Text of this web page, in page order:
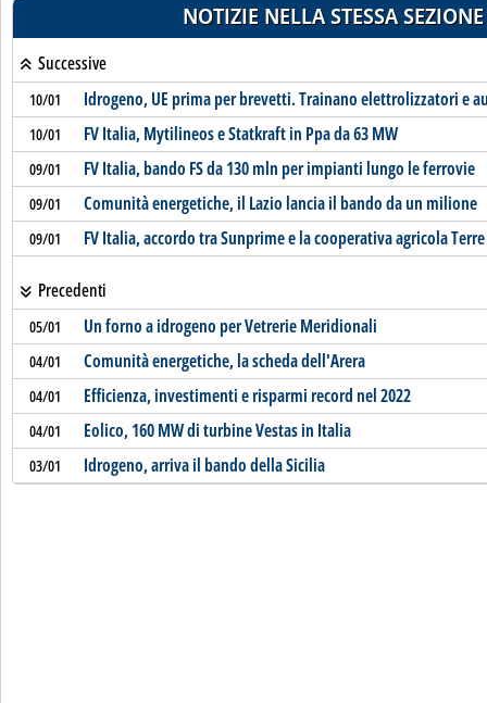
NOTIZIE NELLA STESSA SEZIONE
Successive
10/01 Idrogeno, UE prima per brevetti. Trainano elettrolizzatori e
10/01 FV Italia, Mytilineos e Statkraft in Ppa da 63 MW
09/01 FV Italia, bando FS da 130 mln per impianti lungo le ferrovie
09/01 Comunità energetiche, il Lazio lancia il bando da un milione
09/01 FV Italia, accordo tra Sunprime e la cooperativa agricola
Precedenti
05/01 Un forno a idrogeno per Vetrerie Meridionali
04/01 Comunità energetiche, la scheda dell'Arera
04/01 Efficienza, investimenti e risparmi record nel 2022
04/01 Eolico, 160 MW di turbine Vestas in Italia
03/01 Idrogeno, arriva il bando della Sicilia